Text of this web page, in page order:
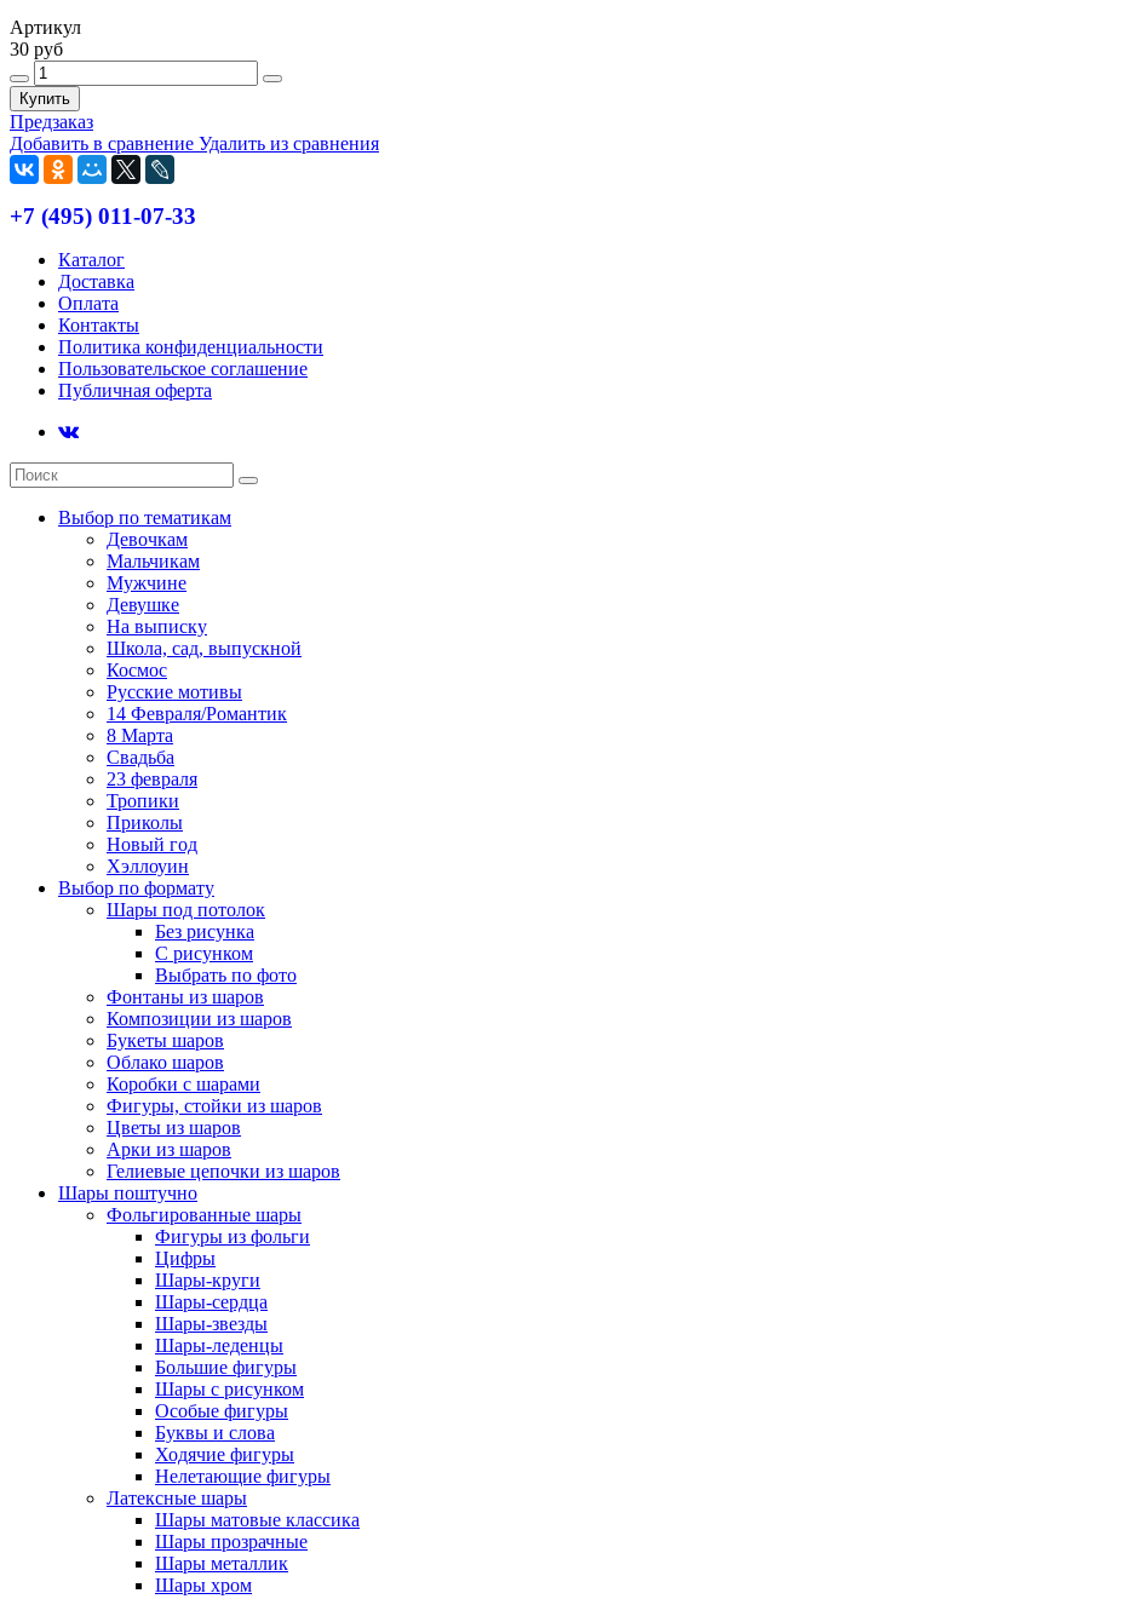
Артикул
30 руб
Купить
Предзаказ
Добавить в сравнение Удалить из сравнения
+7 (495) 011-07-33
Каталог
Доставка
Оплата
Контакты
Политика конфиденциальности
Пользовательское соглашение
Публичная оферта
Выбор по тематикам
Девочкам
Мальчикам
Мужчине
Девушке
На выписку
Школа, сад, выпускной
Космос
Русские мотивы
14 Февраля/Романтик
8 Марта
Свадьба
23 февраля
Тропики
Приколы
Новый год
Хэллоуин
Выбор по формату
Шары под потолок
Без рисунка
С рисунком
Выбрать по фото
Фонтаны из шаров
Композиции из шаров
Букеты шаров
Облако шаров
Коробки с шарами
Фигуры, стойки из шаров
Цветы из шаров
Арки из шаров
Гелиевые цепочки из шаров
Шары поштучно
Фольгированные шары
Фигуры из фольги
Цифры
Шары-круги
Шары-сердца
Шары-звезды
Шары-леденцы
Большие фигуры
Шары с рисунком
Особые фигуры
Буквы и слова
Ходячие фигуры
Нелетающие фигуры
Латексные шары
Шары матовые классика
Шары прозрачные
Шары металлик
Шары хром